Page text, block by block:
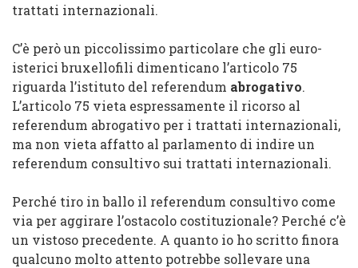
trattati internazionali.
C’è però un piccolissimo particolare che gli euro-
isterici bruxellofili dimenticano l’articolo 75
riguarda l’istituto del referendum abrogativo.
L’articolo 75 vieta espressamente il ricorso al
referendum abrogativo per i trattati internazionali,
ma non vieta affatto al parlamento di indire un
referendum consultivo sui trattati internazionali.
Perché tiro in ballo il referendum consultivo come
via per aggirare l’ostacolo costituzionale? Perché c’è
un vistoso precedente. A quanto io ho scritto finora
qualcuno molto attento potrebbe sollevare una